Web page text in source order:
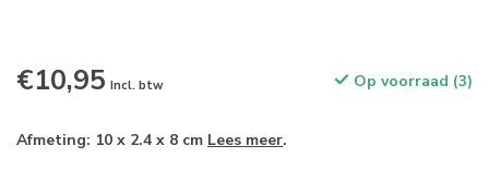
€10,95 Incl. btw Op voorraad (3)
Afmeting: 10 x 2.4 x 8 cm Lees meer.